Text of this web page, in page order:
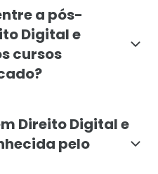
a pós-
Digital e
cursos
Direito Digital e
pelo